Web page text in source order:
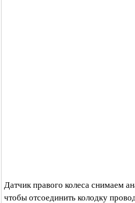
Датчик правого колеса снимаем
чтобы отсоединить колодку